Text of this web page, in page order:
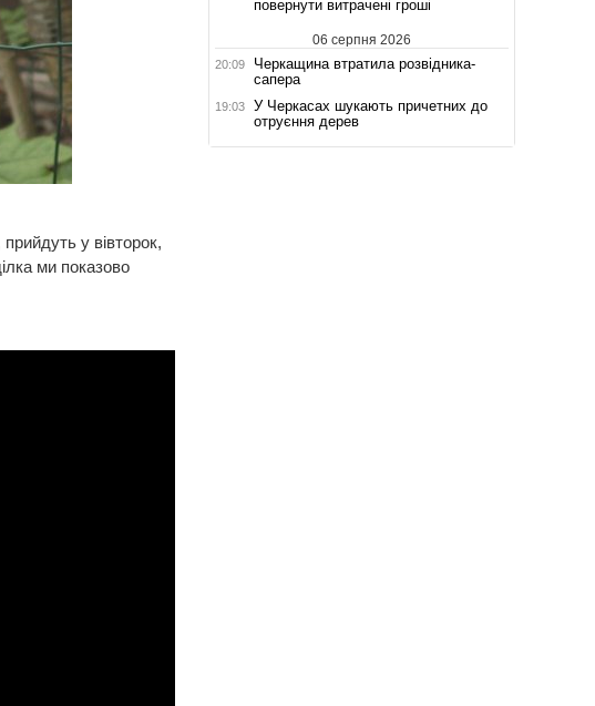
у вівторок,
ми показово
повернути витрачені гроші
06 серпня 2026
20:09
Черкащина втратила розвідника-
сапера
19:03
У Черкасах шукають причетних до
отруєння дерев